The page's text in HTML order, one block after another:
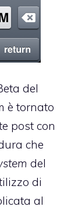
del
è tornato
post con
che
del
di
al